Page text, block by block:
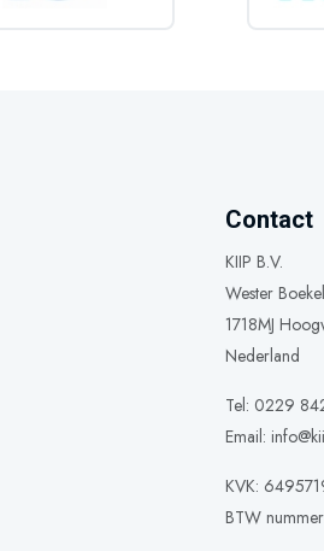
Contact
KIIP B.V.
Wester
1718MJ
Nederland
Tel: 0229
Email:
KVK:
BTW